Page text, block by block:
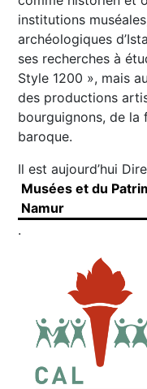
institutions
archéologiques
ses recherches à
Style 1200 », mais
des productions
bourguignons, de la
baroque.
Il est aujourd’hui
Musées et du
Namur
.